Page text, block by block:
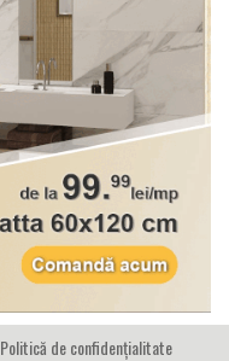
Politică de confidențialitate